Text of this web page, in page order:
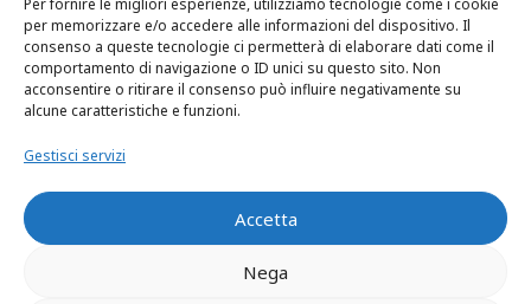
Per fornire le migliori esperienze, utilizziamo tecnologie come i cookie
per memorizzare e/o accedere alle informazioni del dispositivo. Il
consenso a queste tecnologie ci permetterà di elaborare dati come il
comportamento di navigazione o ID unici su questo sito. Non
acconsentire o ritirare il consenso può influire negativamente su
alcune caratteristiche e funzioni.
Gestisci servizi
Accetta
Nega